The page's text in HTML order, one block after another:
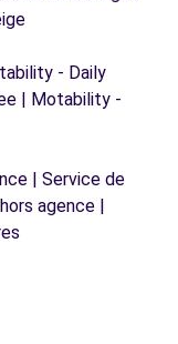
- Daily
| Motability -
| Service de
agence |